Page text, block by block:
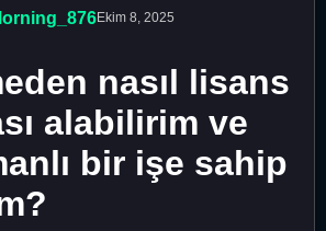
Ekim 8, 2025
nasıl lisans
alabilirim ve
bir işe sahip